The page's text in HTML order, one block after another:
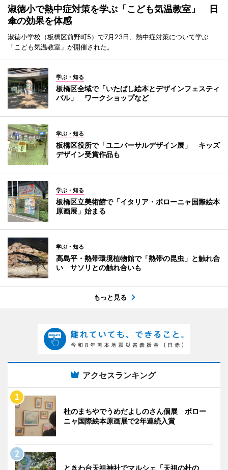
淑徳小で熱中症対策を学ぶ「こども気温教室」 日
傘の効果を体感
淑徳小学校（板橋区前野町5）で7月23日、熱中症対策について学ぶ
「こども気温教室」が開催された。
学ぶ・知る
板橋区全域で「いたばし絵本とデザインフェスティ
バル」 ワークショップなど
学ぶ・知る
板橋区役所で「ユニバーサルデザイン展」 キッズ
デザイン受賞作品も
学ぶ・知る
板橋区立美術館で「イタリア・ボローニャ国際絵本
原画展」始まる
学ぶ・知る
高島平・熱帯環境植物館で「熱帯の昆虫」と触れ合
い サソリとの触れ合いも
もっと見る
アクセスランキング
杜のまちやでうめだよしのさん個展 ボロー
ニャ国際絵本原画展で2年連続入賞
ときわ台天祖神社でマルシェ「天祖の杜の